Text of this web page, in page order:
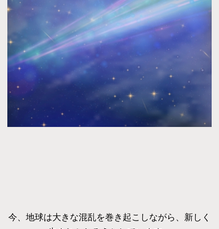
今、地球は大きな混乱を巻き起こしながら、新しく